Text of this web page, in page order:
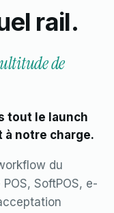
rail.
de
tout le launch
notre charge.
du
SoftPOS, e-